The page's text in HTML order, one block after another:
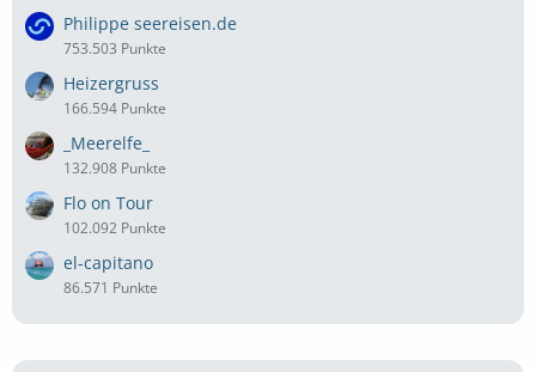
Philippe seereisen.de
753.503 Punkte
Heizergruss
166.594 Punkte
_Meerelfe_
132.908 Punkte
Flo on Tour
102.092 Punkte
el-capitano
86.571 Punkte